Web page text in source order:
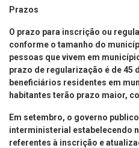
Prazos
O prazo para inscrição ou
conforme o tamanho do
pessoas que vivem em
prazo de regularização é de 45
beneficiários residentes em
habitantes terão prazo maior,
Em setembro, o governo
interministerial estabelecendo
referentes à inscrição e